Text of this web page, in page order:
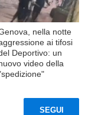
nella notte
ai tifosi
Deportivo: un
video della
SEGUI